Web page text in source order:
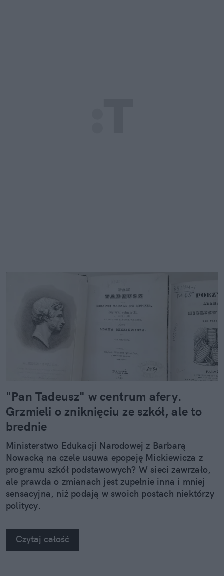
"Pan Tadeusz" w centrum afery.
Grzmieli o zniknięciu ze szkół, ale to
brednie
Ministerstwo Edukacji Narodowej z Barbarą
Nowacką na czele usuwa epopeję Mickiewicza z
programu szkół podstawowych? W sieci zawrzało,
ale prawda o zmianach jest zupełnie inna i mniej
sensacyjna, niż podają w swoich postach niektórzy
politycy.
Czytaj całość